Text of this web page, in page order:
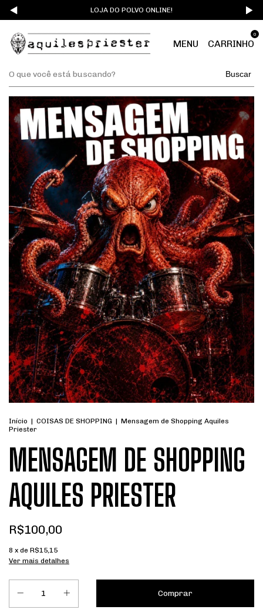
LOJA DO POLVO ONLINE!
MENU CARRINHO
0
Buscar
Início | COISAS DE SHOPPING | Mensagem de Shopping Aquiles
Priester
MENSAGEM DE SHOPPING
AQUILES PRIESTER
R$100,00
8 x de R$15,15
Ver mais detalhes